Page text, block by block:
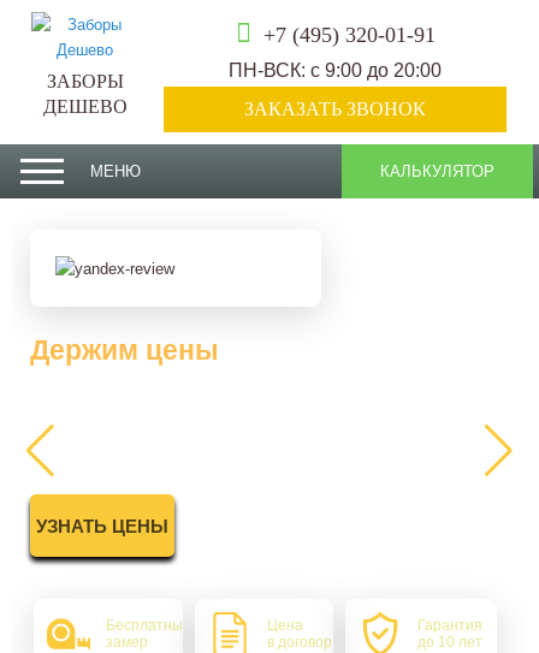
ЗАБОРЫ
ДЕШЕВО
+7 (495) 320-01-91
ПН-ВСК: с 9:00 до 20:00
ЗАКАЗАТЬ ЗВОНОК
МЕНЮ КАЛЬКУЛЯТОР
Держим цены
УЗНАТЬ ЦЕНЫ
Бесплатный
замер
Цена
в договоре
Гарантия
до 10 лет